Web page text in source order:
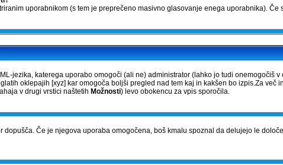
uporabnikom (s tem je preprečeno masivno glasovanje enega uporabnika).
jezika, katerega uporabo omogoči (ali ne) administrator (lahko jo tudi
oklepajih [xyz] kar omogoča boljši pregled nad tem kaj in kakšen bo izpis.Za
v drugi vrstici naštetih Možnosti) levo obokencu za vpis sporočila.
dopušča. Če je njegova uporaba omogočena, boš kmalu spoznal da delujejo le